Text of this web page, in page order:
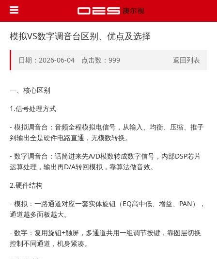
模拟VS数字调音台区别、优点及选择
日期：2026-06-04 点击数： 999 返回列表
一、核心区别
1.信号处理方式
- 模拟调音台：音频全程模拟电信号，从输入、均衡、压缩、推子
到输出全是硬件电路直通，无模数转换。
- 数字调音台：话筒进来先A/D模数转成数字信号，内部DSP芯片
运算处理，输出再D/A转回模拟，靠算法做音效。
2.硬件结构
- 模拟：一路通道对应一套实体旋钮（EQ高中低、增益、PAN），
通道越多面板越大。
- 数字：复用旋钮+触屏，多通道共用一组调节按键，靠图层切换
控制不同通道，机身紧凑。